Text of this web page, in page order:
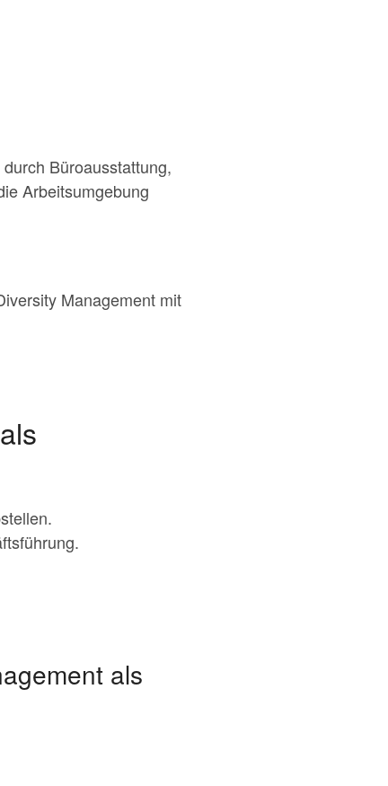
Büroausstattung,
Arbeitsumgebung
Management mit
als